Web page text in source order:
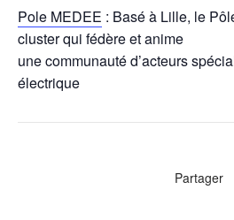
Pole MEDEE : Basé à Lille, le
cluster qui fédère et anime
une communauté d’acteurs
électrique
Partager